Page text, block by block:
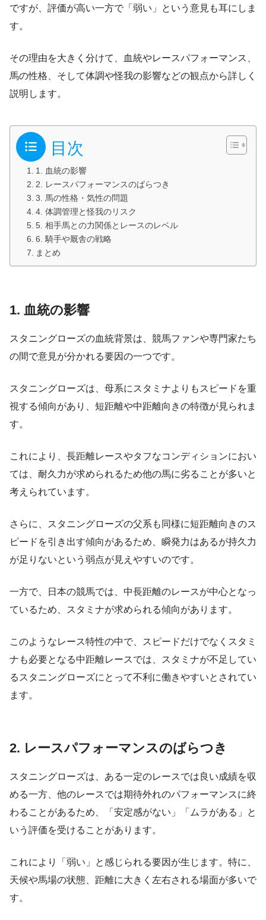
ですが、評価が高い一方で「弱い」という意見も耳にしま
す。
その理由を大きく分けて、血統やレースパフォーマンス、
馬の性格、そして体調や怪我の影響などの観点から詳しく
説明します。
目次
1. 血統の影響
2. レースパフォーマンスのばらつき
3. 馬の性格・気性の問題
4. 体調管理と怪我のリスク
5. 相手馬との力関係とレースのレベル
6. 騎手や厩舎の戦略
まとめ
1. 血統の影響
スタニングローズの血統背景は、競馬ファンや専門家たち
の間で意見が分かれる要因の一つです。
スタニングローズは、母系にスタミナよりもスピードを重
視する傾向があり、短距離や中距離向きの特徴が見られま
す。
これにより、長距離レースやタフなコンディションにおい
ては、耐久力が求められるため他の馬に劣ることが多いと
考えられています。
さらに、スタニングローズの父系も同様に短距離向きのス
ピードを引き出す傾向があるため、瞬発力はあるが持久力
が足りないという弱点が見えやすいのです。
一方で、日本の競馬では、中長距離のレースが中心となっ
ているため、スタミナが求められる傾向があります。
このようなレース特性の中で、スピードだけでなくスタミ
ナも必要となる中距離レースでは、スタミナが不足してい
るスタニングローズにとって不利に働きやすいとされてい
ます。
2. レースパフォーマンスのばらつき
スタニングローズは、ある一定のレースでは良い成績を収
める一方、他のレースでは期待外れのパフォーマンスに終
わることがあるため、「安定感がない」「ムラがある」と
いう評価を受けることがあります。
これにより「弱い」と感じられる要因が生じます。特に、
天候や馬場の状態、距離に大きく左右される場面が多いで
す。